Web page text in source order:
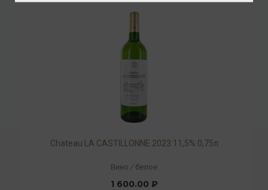
Chateau LA CASTILLONNE 2023 11,5% 0,75л
Вино / белое
1 600.00 ₽